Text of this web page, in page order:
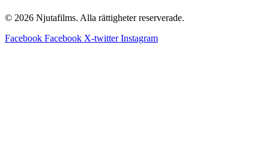
© 2026 Njutafilms. Alla rättigheter reserverade.
Facebook Facebook X-twitter Instagram